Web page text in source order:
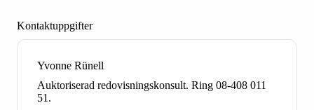
Kontaktuppgifter
Yvonne Rünell
Auktoriserad redovisningskonsult. Ring 08-408 011
51.